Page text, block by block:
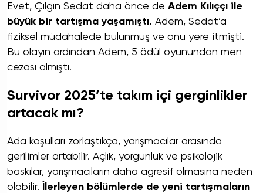
Evet, Çılgın Sedat daha önce de Adem Kılıççı ile
büyük bir tartışma yaşamıştı. Adem, Sedat’a
fiziksel müdahalede bulunmuş ve onu yere itmişti.
Bu olayın ardından Adem, 5 ödül oyunundan men
cezası almıştı.
Survivor 2025’te takım içi gerginlikler
artacak mı?
Ada koşulları zorlaştıkça, yarışmacılar arasında
gerilimler artabilir. Açlık, yorgunluk ve psikolojik
baskılar, yarışmacıların daha agresif olmasına neden
olabilir.
İlerleyen bölümlerde de yeni tartışmaların